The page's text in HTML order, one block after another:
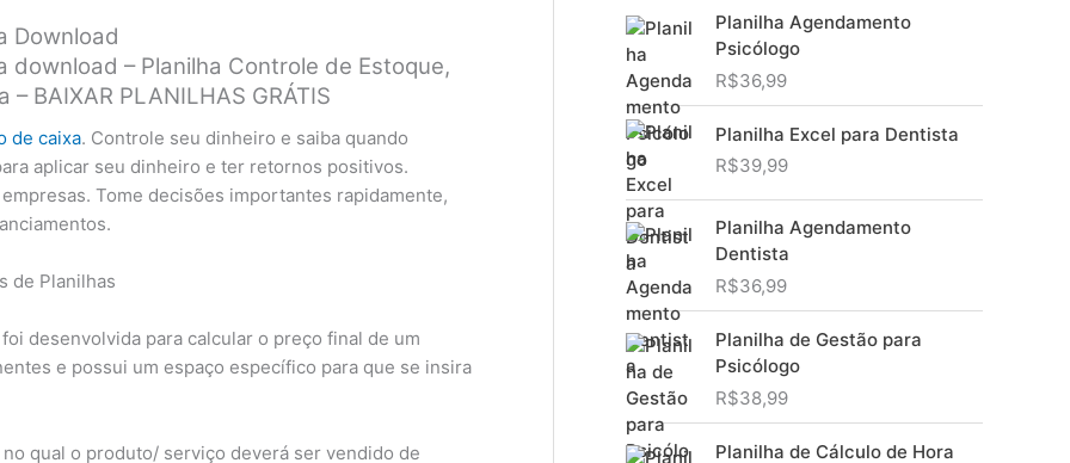
Download
download – Planilha Controle de Estoque,
BAIXAR PLANILHAS GRÁTIS
de caixa. Controle seu dinheiro e saiba quando
aplicar seu dinheiro e ter retornos positivos.
Tome decisões importantes rapidamente,
desenvolvida para calcular o preço final de um
e possui um espaço específico para que se insira
qual o produto/ serviço deverá ser vendido de
Planilha Agendamento
Psicólogo
R$36,99
Planilha Excel para Dentista
R$39,99
Planilha Agendamento
Dentista
R$36,99
Planilha de Gestão para
Psicólogo
R$38,99
Planilha de Cálculo de Hora